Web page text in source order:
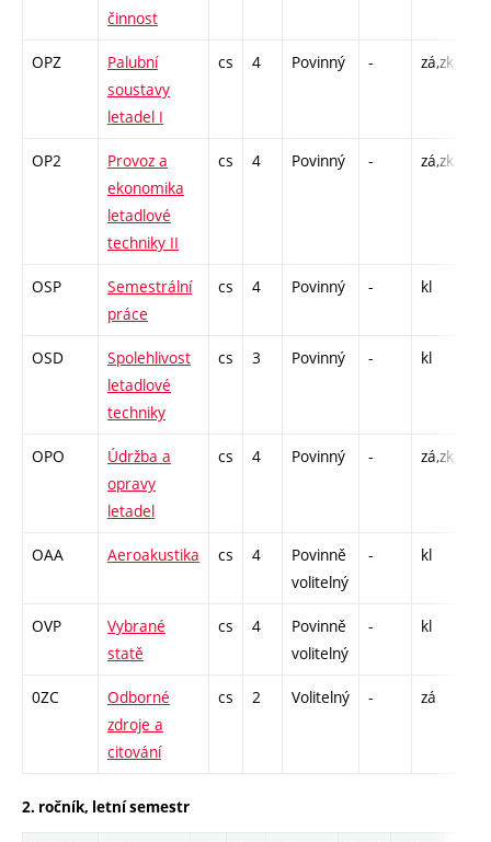
činnost
OPZ
Palubní
soustavy
letadel I
cs 4 Povinný - zá,zk
OP2
Provoz a
ekonomika
letadlové
techniky II
cs 4 Povinný - zá,zk
OSP
Semestrální
práce
cs 4 Povinný - kl
OSD
Spolehlivost
letadlové
techniky
cs 3 Povinný - kl
OPO
Údržba a
opravy
letadel
cs 4 Povinný - zá,zk
OAA Aeroakustika cs 4
Povinně
volitelný
- kl
OVP
Vybrané
statě
cs 4
Povinně
volitelný
- kl
0ZC
Odborné
zdroje a
citování
cs 2 Volitelný - zá
2. ročník, letní semestr